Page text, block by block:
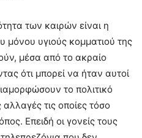
των καιρών είναι η
μόνου υγιούς κομματιού της
μέσα από το ακραίο
ότι μπορεί να ήταν αυτοί
το πολιτικό
τις οποίες τόσο
Επειδή οι γονείς τους